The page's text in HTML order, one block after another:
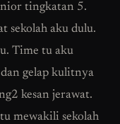
tingkatan 5.
sekolah aku dulu.
Time tu aku
gelap kulitnya
kesan jerawat.
mewakili sekolah